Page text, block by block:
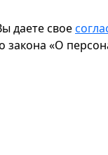
даете свое
закона «О